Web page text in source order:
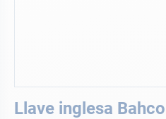
Llave inglesa Bahco